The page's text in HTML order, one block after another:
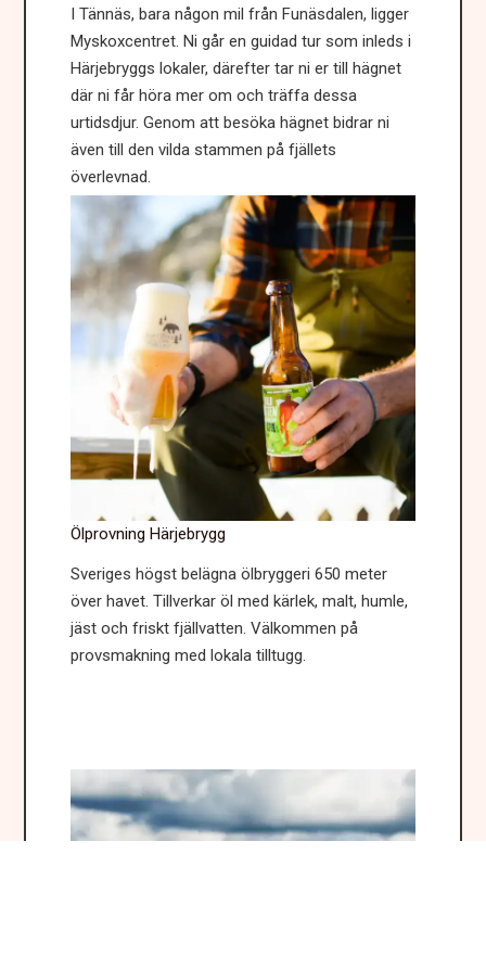
I Tännäs, bara någon mil från Funäsdalen, ligger
Myskoxcentret. Ni går en guidad tur som inleds i
Härjebryggs lokaler, därefter tar ni er till hägnet
där ni får höra mer om och träffa dessa
urtidsdjur. Genom att besöka hägnet bidrar ni
även till den vilda stammen på fjällets
överlevnad.
Ölprovning Härjebrygg
Sveriges högst belägna ölbryggeri 650 meter
över havet. Tillverkar öl med kärlek, malt, humle,
jäst och friskt fjällvatten. Välkommen på
provsmakning med lokala tilltugg.